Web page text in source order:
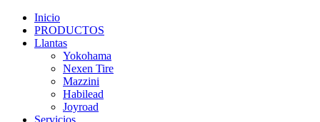
Inicio
PRODUCTOS
Llantas
Yokohama
Nexen Tire
Mazzini
Habilead
Joyroad
Servicios